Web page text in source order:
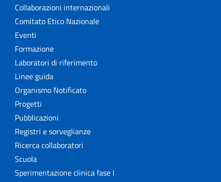
Collaborazioni internazionali
Comitato Etico Nazionale
Eventi
Formazione
Laboratori di riferimento
Linee guida
Organismo Notificato
Progetti
Pubblicazioni
Registri e sorveglianze
Ricerca collaboratori
Scuola
Sperimentazione clinica fase I